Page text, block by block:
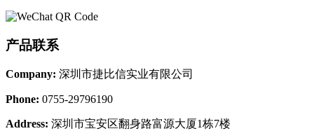
产品联系
Company: 深圳市捷比信实业有限公司
Phone: 0755-29796190
Address: 深圳市宝安区翻身路富源大厦1栋7楼